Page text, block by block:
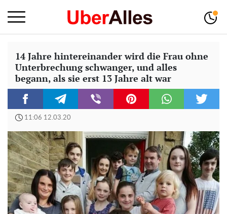
14 Jahre hintereinander wird die Frau ohne
Unterbrechung schwanger, und alles
begann, als sie erst 13 Jahre alt war
11:06 12.03.20